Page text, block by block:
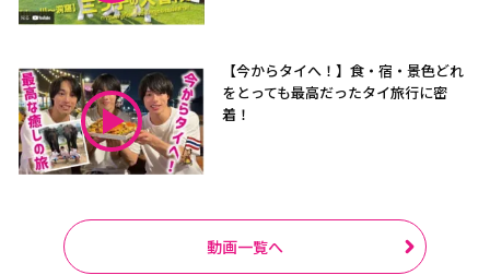
【今からタイへ！】食・宿・景色どれ
をとっても最高だったタイ旅行に密
着！
動画一覧へ